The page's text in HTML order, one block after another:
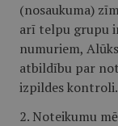
(nosaukuma)
arī telpu grupu
numuriem,
atbildību par
izpildes kontroli.
2. Noteikumu